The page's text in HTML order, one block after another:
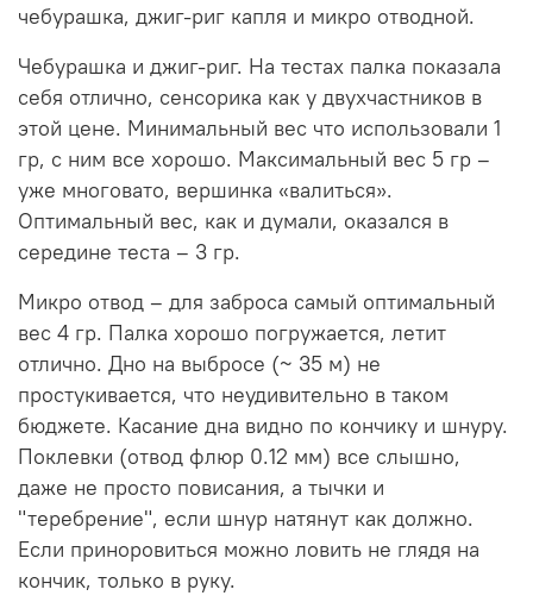
чебурашка, джиг-риг капля и микро отводной.
Чебурашка и джиг-риг. На тестах палка показала
себя отлично, сенсорика как у двухчастников в
этой цене. Минимальный вес что использовали 1
гр, с ним все хорошо. Максимальный вес 5 гр –
уже многовато, вершинка «валиться».
Оптимальный вес, как и думали, оказался в
середине теста – 3 гр.
Микро отвод – для заброса самый оптимальный
вес 4 гр. Палка хорошо погружается, летит
отлично. Дно на выбросе (~ 35 м) не
простукивается, что неудивительно в таком
бюджете. Касание дна видно по кончику и шнуру.
Поклевки (отвод флюр 0.12 мм) все слышно,
даже не просто повисания, а тычки и
"теребрение", если шнур натянут как должно.
Если приноровиться можно ловить не глядя на
кончик, только в руку.